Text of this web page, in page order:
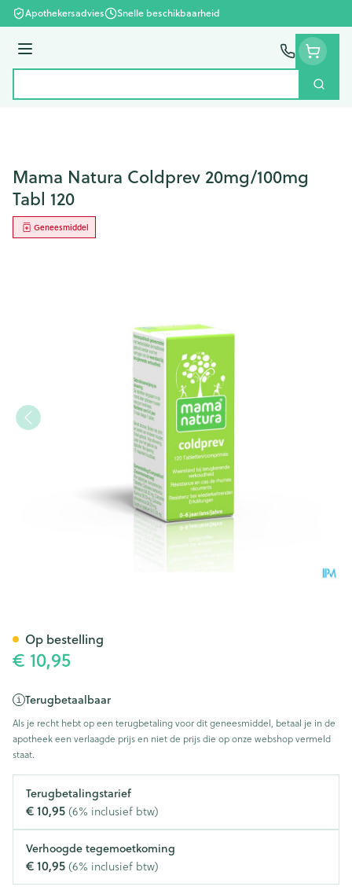
Ga naar de inhoud
Apothekersadvies Snelle beschikbaarheid
Menu
Zoek
Mama Natura Coldprev 20mg/100mg
Tabl 120
Geneesmiddel
€ 10,95
Terugbetaalbaar
Als je recht hebt op een terugbetaling voor dit geneesmiddel, betaal je in de
apotheek een verlaagde prijs en niet de prijs die op onze webshop vermeld
staat.
Terugbetalingstarief
€ 10,95(6% inclusief btw)
Verhoogde tegemoetkoming
€ 10,95(6% inclusief btw)
Op bestelling